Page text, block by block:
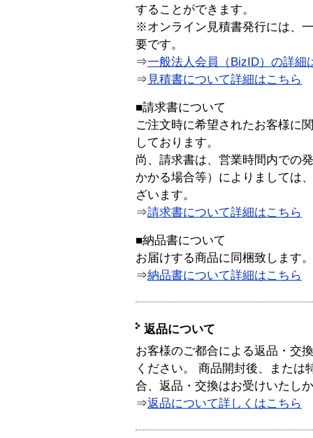
することができます。
※オンライン見積書発行には、
要です。
⇒一般法人会員（BizID）の詳細
⇒ 見積書について詳細はこちら
■請求書について
ご注文時に希望されたお客様に
しております。
尚、請求書は、営業時間内での
かかる場合等）によりましては
ざいます。
⇒請求書について詳細はこちら
■納品書について
お届けする商品に同梱致します。
⇒納品書について詳細はこちら
返品について
お客様のご都合による返品・交
ください。 商品開封後、または
合、返品・交換はお受けいたし
⇒返品について詳しくはこちら